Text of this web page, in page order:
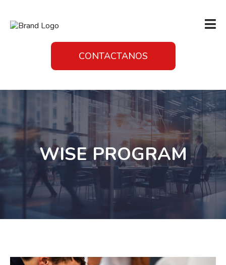
CONTACTANOS
WISE PROGRAM